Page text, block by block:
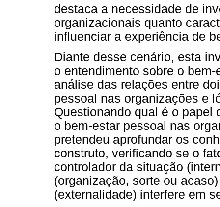
destaca a necessidade de
organizacionais quanto
influenciar a experiência de
Diante desse cenário, esta
o entendimento sobre o
análise das relações entre
pessoal nas organizações e
Questionando qual é o papel
o bem-estar pessoal nas
pretendeu aprofundar os
construto, verificando se o
controlador da situação
(organização, sorte ou
(externalidade) interfere em